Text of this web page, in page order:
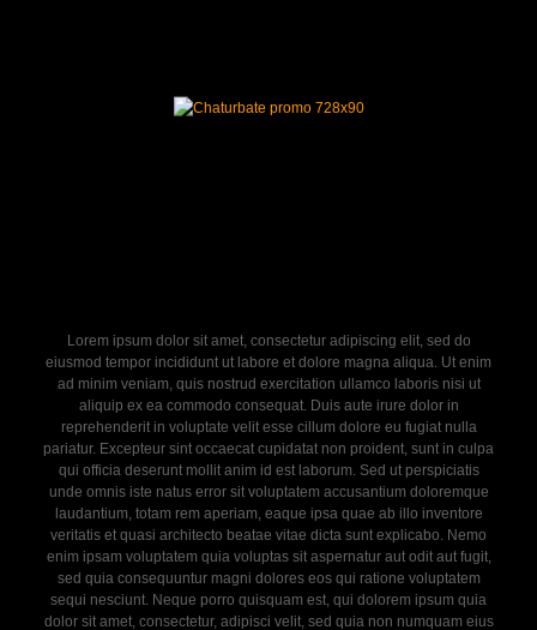
Lorem ipsum dolor sit amet, consectetur adipiscing elit, sed do
eiusmod tempor incididunt ut labore et dolore magna aliqua. Ut enim
ad minim veniam, quis nostrud exercitation ullamco laboris nisi ut
aliquip ex ea commodo consequat. Duis aute irure dolor in
reprehenderit in voluptate velit esse cillum dolore eu fugiat nulla
pariatur. Excepteur sint occaecat cupidatat non proident, sunt in culpa
qui officia deserunt mollit anim id est laborum. Sed ut perspiciatis
unde omnis iste natus error sit voluptatem accusantium doloremque
laudantium, totam rem aperiam, eaque ipsa quae ab illo inventore
veritatis et quasi architecto beatae vitae dicta sunt explicabo. Nemo
enim ipsam voluptatem quia voluptas sit aspernatur aut odit aut fugit,
sed quia consequuntur magni dolores eos qui ratione voluptatem
sequi nesciunt. Neque porro quisquam est, qui dolorem ipsum quia
dolor sit amet, consectetur, adipisci velit, sed quia non numquam eius